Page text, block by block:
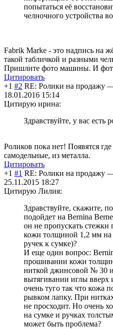
попытаться её
челночного устройства
Fabrik Marke - это надпись на
такой табличкой и разными
Пришлите фото машины. И
Цитировать
+1 #2 RE: Ролики на продажу
18.01.2016 15:14
Цитирую ирина:
Здравствуйте, у вас есть
Роликов пока нет! Появятся
самодельные, из металла.
Цитировать
+1 #1 RE: Ролики на продажу
25.11.2015 18:27
Цитирую Лилия:
Здравствуйте, скажите,
подойдет на Bernina
он не пропускать стежки
кожи толщиной 1,2 мм
ручек к сумке)?
И еще один вопрос:
прошивании кожи
ниткой джинсовой № 30
вытягивании иглы вверх
очень туго так что кожа
рывком лапку. При
не просходит. Но очень
на сумке и ручках
может быть проблема?